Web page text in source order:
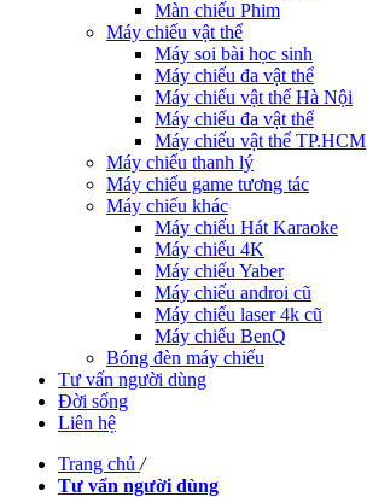
Màn chiếu Phim
Máy chiếu vật thể
Máy soi bài học sinh
Máy chiếu đa vật thể
Máy chiếu vật thể Hà Nội
Máy chiếu đa vật thể
Máy chiếu vật thể TP.HCM
Máy chiếu thanh lý
Máy chiếu game tương tác
Máy chiếu khác
Máy chiếu Hát Karaoke
Máy chiếu 4K
Máy chiếu Yaber
Máy chiếu androi cũ
Máy chiếu laser 4k cũ
Máy chiếu BenQ
Bóng đèn máy chiếu
Tư vấn người dùng
Đời sống
Liên hệ
Trang chủ /
Tư vấn người dùng